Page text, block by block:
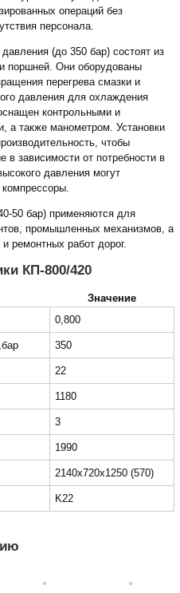
операций без
персонала.
(до 350 бар) состоят из
поршней. Они оборудованы
перегрева смазки и
давления для охлаждения
контрольными и
а также манометром. Установки
чтобы
в зависимости от потребности в
давления могут
50 бар) применяются для
промышленных механизмов, а
ремонтных работ дорог.
КП-800/420
Значение
0,800
350
22
1180
3
1990
2140x720x1250 (570)
K22